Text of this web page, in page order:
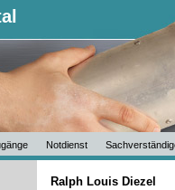
Notdienst
Ralph Louis Diezel